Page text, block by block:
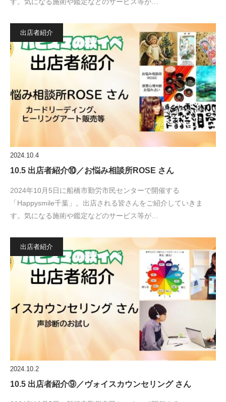
出店者紹介
2024.10.4
10.5 出店者紹介⑩／お悩み相談所ROSE さん
2024年10月5日に船橋市勤労市民センターで開催する
「Happysmile千葉」。出店される皆さんをご紹介していきま
す。気になる施術や鑑定などのサービス等が…
出店者紹介
2024.10.2
10.5 出店者紹介⑨／ヴォイスカウンセリング さん